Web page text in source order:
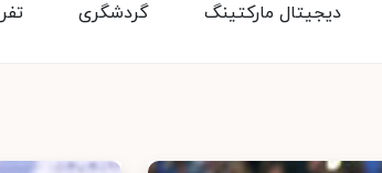
گردشگری دیجیتال مارکتینگ